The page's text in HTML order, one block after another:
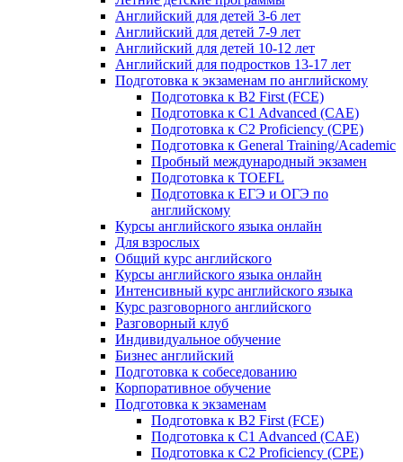
Английский для детей 3-6 лет
Английский для детей 7-9 лет
Английский для детей 10-12 лет
Английский для подростков 13-17 лет
Подготовка к экзаменам по английскому
Подготовка к B2 First (FCE)
Подготовка к C1 Advanced (CAE)
Подготовка к C2 Proficiency (CPE)
Подготовка к General Training/Academic
Пробный международный экзамен
Подготовка к TOEFL
Подготовка к ЕГЭ и ОГЭ по
английскому
Курсы английского языка онлайн
Для взрослых
Общий курс английского
Курсы английского языка онлайн
Интенсивный курс английского языка
Курс разговорного английского
Разговорный клуб
Индивидуальное обучение
Бизнес английский
Подготовка к собеседованию
Корпоративное обучение
Подготовка к экзаменам
Подготовка к B2 First (FCE)
Подготовка к C1 Advanced (CAE)
Подготовка к C2 Proficiency (CPE)